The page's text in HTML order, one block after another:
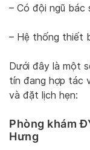
– Có đội ngũ bác
– Hệ thống thiết
Dưới đây là một
tín đang hợp tác
và đặt lịch hẹn:
Phòng khám
Hưng